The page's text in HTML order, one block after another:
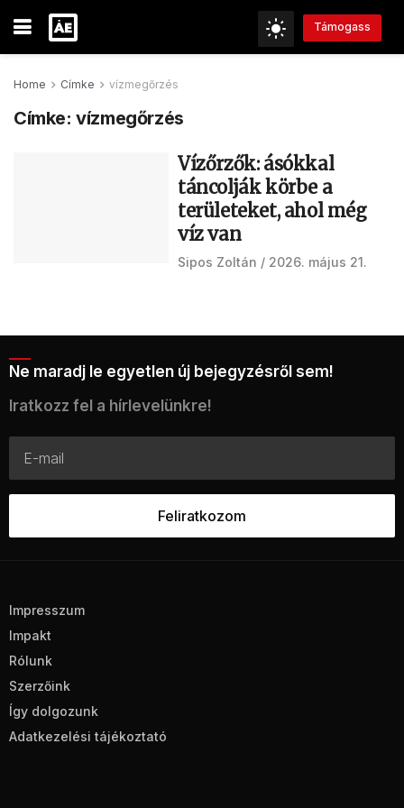
Támogass
Home Címke vízmegőrzés
Címke:vízmegőrzés
Vízőrzők: ásókkal
táncolják körbe a
területeket, ahol még
víz van
Sipos Zoltán 2026. május 21.
Ne maradj le egyetlen új bejegyzésről sem!
Iratkozz fel a hírlevelünkre!
Impresszum
Impakt
Rólunk
Szerzőink
Így dolgozunk
Adatkezelési tájékoztató